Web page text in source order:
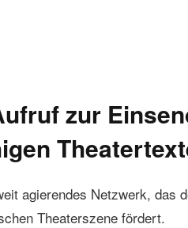
zur
agierendes Netzwerk, das
Theaterszene fördert.